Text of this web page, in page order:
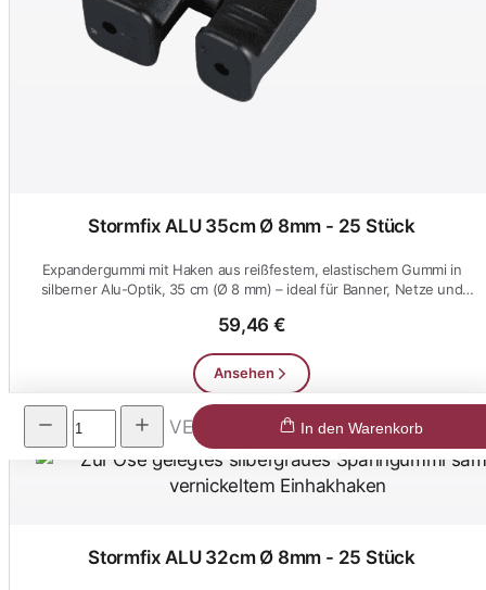
Stormfix ALU 35cm Ø 8mm - 25 Stück
Expandergummi mit Haken aus reißfestem, elastischem Gummi in
silberner Alu-Optik, 35 cm (Ø 8 mm) – ideal für Banner, Netze und
59,46 €
Ansehen
Stormfix ALU 32cm Ø 8mm - 25 Stück
VE In den Warenkorb